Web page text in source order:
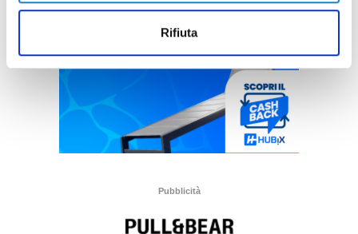
Rifiuta
Pubblicità